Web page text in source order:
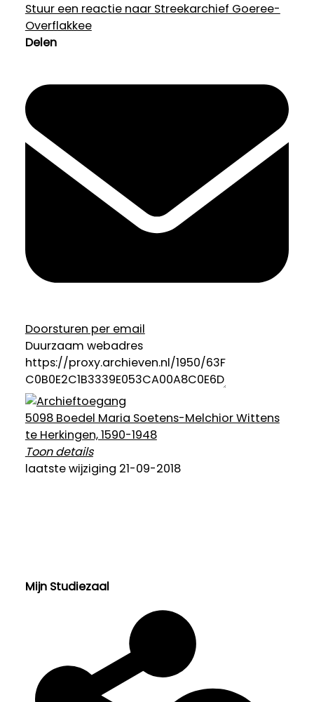
Stuur een reactie naar Streekarchief Goeree-
Overflakkee
Delen
Doorsturen per email
Duurzaam webadres
5098 Boedel Maria Soetens-Melchior Wittens
te Herkingen, 1590-1948
Toon details
Categorie:
laatste wijziging 21-09-2018
Mijn Studiezaal